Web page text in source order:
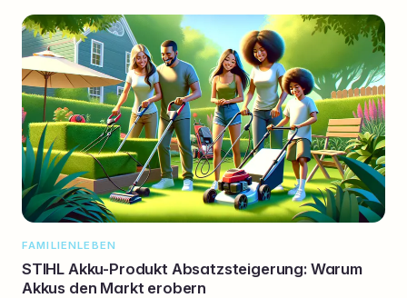
FAMILIENLEBEN
STIHL Akku-Produkt Absatzsteigerung: Warum
Akkus den Markt erobern